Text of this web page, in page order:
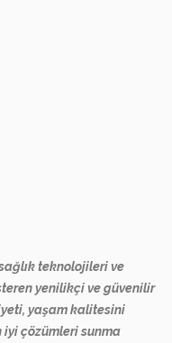
teknolojileri ve
yenilikçi ve güvenilir
yaşam kalitesini
iyi çözümleri sunma